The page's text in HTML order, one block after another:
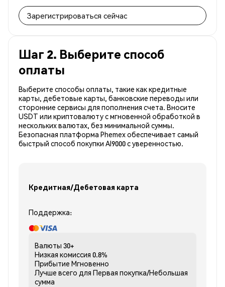
Зарегистрироваться сейчас
Шаг 2. Выберите способ
оплаты
Выберите способы оплаты, такие как кредитные
карты, дебетовые карты, банковские переводы или
сторонние сервисы для пополнения счета. Вносите
USDT или криптовалюту с мгновенной обработкой в
нескольких валютах, без минимальной суммы.
Безопасная платформа Phemex обеспечивает самый
быстрый способ покупки AI9000 с уверенностью.
Кредитная/Дебетовая карта
Поддержка:
Валюты 30+
Низкая комиссия 0.8%
Прибытие Мгновенно
Лучше всего для Первая покупка/Небольшая
сумма